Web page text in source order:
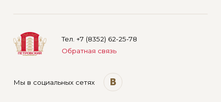
Тел. +7 (8352) 62-25-78
Обратная связь
Мы в социальных сетях